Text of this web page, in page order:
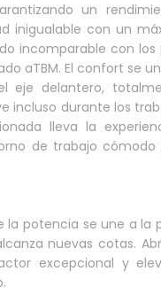
un
inigualable con un
incomparable con los
aTBM. El confort se
eje delantero,
incluso durante los
lleva la
de trabajo
la potencia se une a
nuevas cotas.
excepcional y